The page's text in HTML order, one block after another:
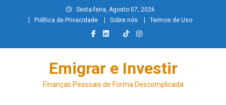
Sexta-feira, Agosto 07, 2026
Política de Privacidade
Sobre nós Termos de Uso
Emigrar e Investir
Finanças Pessoais de Forma Descomplicada